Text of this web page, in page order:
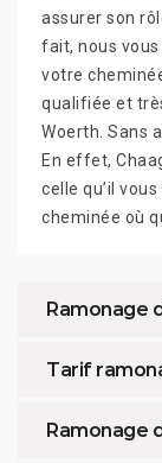
assurer son
fait, nous
votre
qualifiée et
Woerth. Sans
En effet,
celle qu’il
cheminée où
Ramonage
Tarif
Ramonage